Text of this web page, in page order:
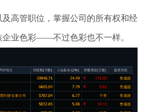
高管职位，掌握公司的所有权和经
业色彩——不过色彩也不一样。